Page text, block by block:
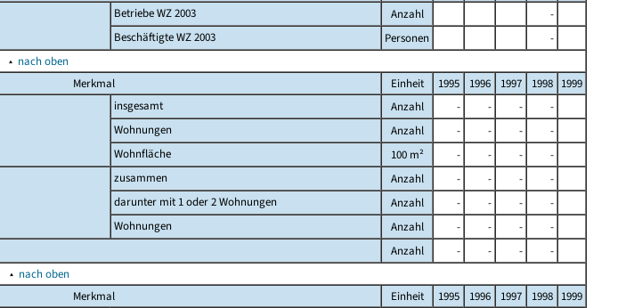
Betriebe WZ 2003 Anzahl
-
Beschäftigte WZ 2003
Personen
-
▴ nach oben
Merkmal
Einheit 1995 1996 1997 1998
1999
insgesamt Anzahl - - -
-
Wohnungen
Anzahl - - -
-
Wohnfläche
100 m² - - -
-
zusammen Anzahl - - -
-
darunter mit 1 oder 2 Wohnungen
Anzahl - - -
-
Wohnungen
Anzahl - - -
-
Anzahl - - -
-
▴ nach oben
Merkmal
Einheit 1995 1996 1997 1998
1999